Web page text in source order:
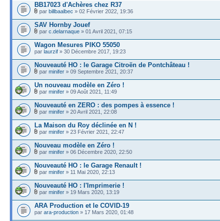
BB17023 d'Achères chez R37
par billbaalbec » 02 Février 2022, 19:36
SAV Hornby Jouef
par c.delarnaque » 01 Avril 2021, 07:15
Wagon Mesures PIKO 55050
par laurzif » 30 Décembre 2017, 19:23
Nouveauté HO : le Garage Citroën de Pontchâteau !
par minifer » 09 Septembre 2021, 20:37
Un nouveau modèle en Zéro !
par minifer » 09 Août 2021, 11:49
Nouveauté en ZERO : des pompes à essence !
par minifer » 20 Avril 2021, 22:08
La Maison du Roy déclinée en N !
par minifer » 23 Février 2021, 22:47
Nouveau modèle en Zéro !
par minifer » 06 Décembre 2020, 22:50
Nouveauté HO : le Garage Renault !
par minifer » 11 Mai 2020, 22:13
Nouveauté HO : l'Imprimerie !
par minifer » 19 Mars 2020, 13:19
ARA Production et le COVID-19
par ara-production » 17 Mars 2020, 01:48